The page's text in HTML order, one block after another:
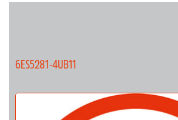
6ES5281-4UB11